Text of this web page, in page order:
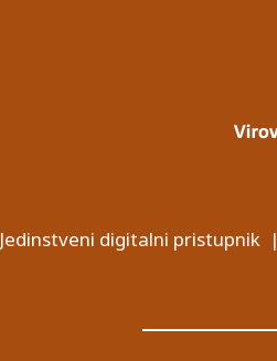
Jedinstveni digitalni pristupnik|